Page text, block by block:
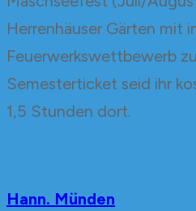
Herrenhäuser Gärten mit
Feuerwerkswettbewerb
Semesterticket seid ihr
1,5 Stunden dort.
Hann. Münden